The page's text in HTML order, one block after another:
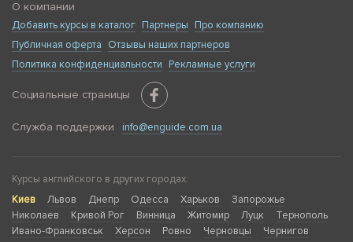
О компании
Добавить курсы в каталог Партнеры
Про компанию
Публичная оферта
Отзывы наших партнеров
Политика конфиденциальности
Рекламные услуги
Социальные страницы
Служба поддержки info@enguide.com.ua
Курсы английского в других городах:
Киев
Львов Днепр Одесса Харьков
Запорожье
Николаев
Кривой Рог Винница Житомир Луцк
Тернополь
Ивано-Франковськ
Херсон Ровно Черновцы
Чернигов